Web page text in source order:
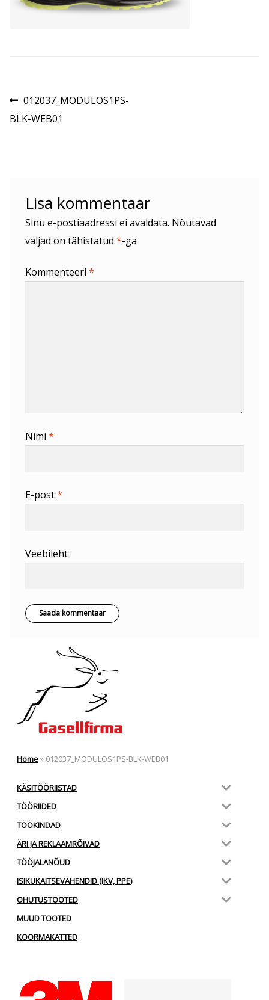
Navigeerimine
Eelmine
postitus:
012037_MODULOS1PS-
BLK-WEB01
Lisa kommentaar
Sinu e-postiaadressi ei avaldata. Nõutavad
väljad on tähistatud *-ga
Kommenteeri *
Nimi *
E-post*
Veebileht
Home» 012037_MODULOS1PS-BLK-WEB01
KÄSITÖÖRIISTAD
TÖÖRIIDED
TÖÖKINDAD
ÄRI JA REKLAAMRÕIVAD
TÖÖJALANÕUD
ISIKUKAITSEVAHENDID (IKV, PPE)
OHUTUSTOOTED
MUUD TOOTED
KOORMAKATTED